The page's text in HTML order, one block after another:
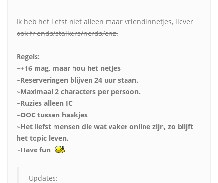
Ik heb het liefst niet alleen maar vriendinnetjes, liever
ook friends/stalkers/nerds/enz.
Regels:
~+16 mag, maar hou het netjes
~Reserveringen blijven 24 uur staan.
~Maximaal 2 characters per persoon.
~Ruzies alleen IC
~OOC tussen haakjes
~Het liefst mensen die wat vaker online zijn, zo blijft
het topic leven.
~Have fun
Updates: